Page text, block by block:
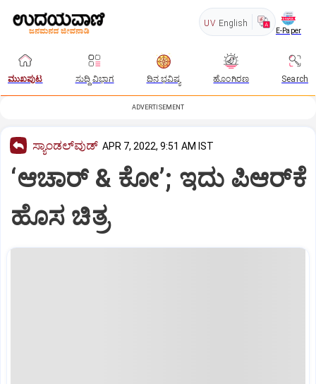
UV English
E-Paper
ಮುಖಪುಟ ಸುದ್ದಿ ವಿಭಾಗ ದಿನ ಭವಿಷ್ಯ ಹೊಂಗಿರಣ Search
ADVERTISEMENT
ಸ್ಯಾಂಡಲ್‌ವುಡ್‌ APR 7, 2022, 9:51 AM IST
‘ಆಚಾರ್‌ & ಕೋ’; ಇದು ಪಿಆರ್‌ಕೆ
ಹೊಸ ಚಿತ್ರ